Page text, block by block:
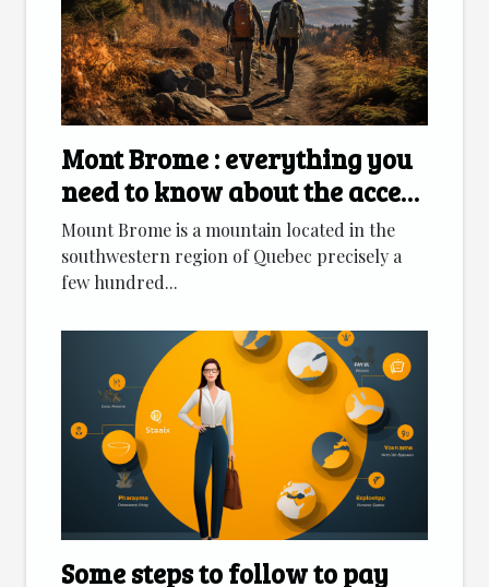
Mont Brome : everything you
need to know about the access
route
Mount Brome is a mountain located in the
southwestern region of Quebec precisely a
few hundred...
Some steps to follow to pay